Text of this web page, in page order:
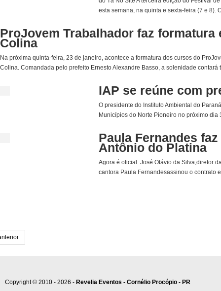
esta semana, na quinta e sexta-feira (7 e 8).
ProJovem Trabalhador faz formatura
Colina
Na próxima quinta-feira, 23 de janeiro, acontece a formatura dos cursos do
Colina. Comandada pelo prefeito Ernesto Alexandre Basso, a solenidade contará
IAP se reúne com
O presidente do Instituto Ambiental do
Municípios do Norte Pioneiro no próximo
Paula Fernandes
Antônio do Platina
Agora é oficial. José Otávio da Silva,diretor
cantora Paula Fernandesassinou o contrato
Copyright © 2010 - 2026 - Revelia Eventos - Cornélio Procópio - PR